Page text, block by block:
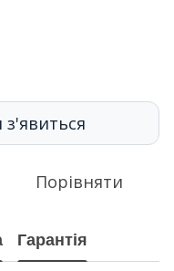
Порівняти
Гарантія